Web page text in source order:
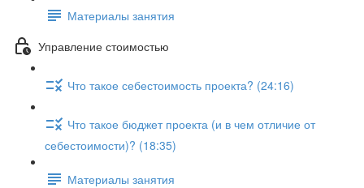
Материалы занятия
Управление стоимостью
Что такое себестоимость проекта? (24:16)
Что такое бюджет проекта (и в чем отличие от
себестоимости)? (18:35)
Материалы занятия